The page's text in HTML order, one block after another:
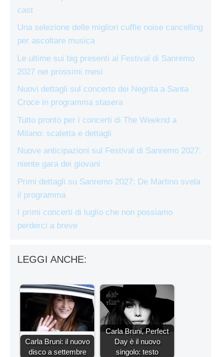
cast
Una selezione delle migliori cuffie noise cancelling
per ascoltare musica
Le ultime sui big presenti al Festival di Sanremo
2027 nei prossimi mesi
Nuovi dettagli sul concerto dei Negrita a Santa
Croce in programma stasera
Tutto pronto per i concerti di The Weeknd a
Milano: scaletta e dettagli
Nuove anticipazioni sul Festival di Sanremo 2027:
niente gara dei giovani
Primi dettagli su Sanremo 2027: De Martino svela
il programma
I primi concerti di luglio che non possiamo
perderci a breve
LEGGI ANCHE:
Carla Bruni: il nuovo
disco a settembre
Carla Bruni, Perfect
Day è il nuovo
singolo: testo